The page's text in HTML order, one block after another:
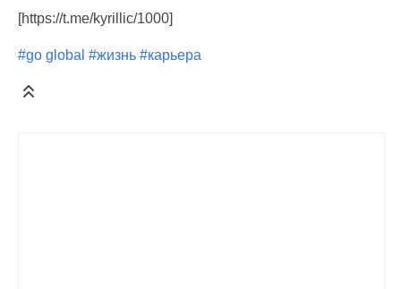
[https://t.me/kyrillic/1000]
#go global #жизнь #карьера